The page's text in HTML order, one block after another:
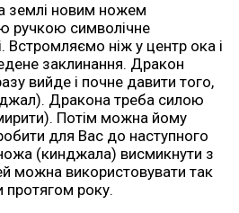
землі новим ножем
ручкою символічне
Встромляємо ніж у центр ока і
заклинання. Дракон
вийде і почне давити того,
Дракона треба силою
Потім можна йому
для Вас до наступного
(кинджала) висмикнути з
можна використовувати так
року.